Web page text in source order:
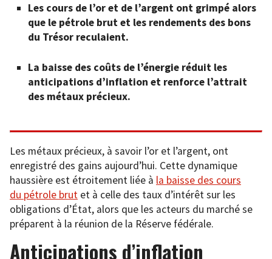
Les cours de l’or et de l’argent ont grimpé alors
que le pétrole brut et les rendements des bons
du Trésor reculaient.
La baisse des coûts de l’énergie réduit les
anticipations d’inflation et renforce l’attrait
des métaux précieux.
Les métaux précieux, à savoir l’or et l’argent, ont
enregistré des gains aujourd’hui. Cette dynamique
haussière est étroitement liée à la baisse des cours
du pétrole brut et à celle des taux d’intérêt sur les
obligations d’État, alors que les acteurs du marché se
préparent à la réunion de la Réserve fédérale.
Anticipations d’inflation